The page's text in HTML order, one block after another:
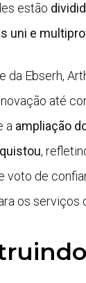
estão
uni e
da Ebserh,
até
a ampliação
,
voto de
os serviços